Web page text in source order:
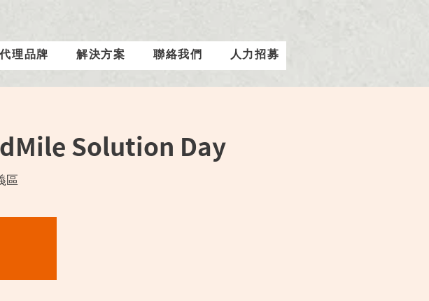
代理品牌 解決方案 聯絡我們 人力招募
Solution Day
區